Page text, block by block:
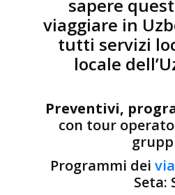
sapere
viaggiare in
tutti servizi
locale
Preventivi,
con tour
Programmi dei
Seta: